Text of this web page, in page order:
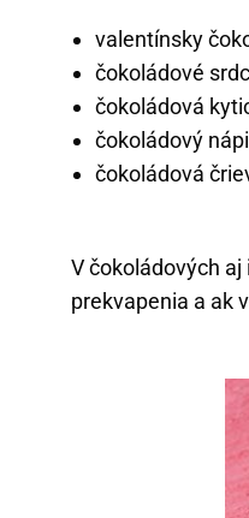
valentínsky
čokoládové
čokoládová
čokoládový
čokoládová
V čokoládových
prekvapenia a ak